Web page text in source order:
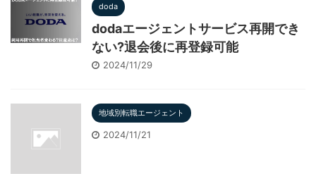
doda
dodaエージェントサービス再開でき
ない?退会後に再登録可能
2024/11/29
地域別転職エージェント
2024/11/21